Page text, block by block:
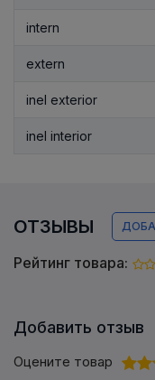
intern
extern
inel exterior
inel interior
ОТЗЫВЫ
Рейтинг товара:
Добавить отзыв
Оцените товар